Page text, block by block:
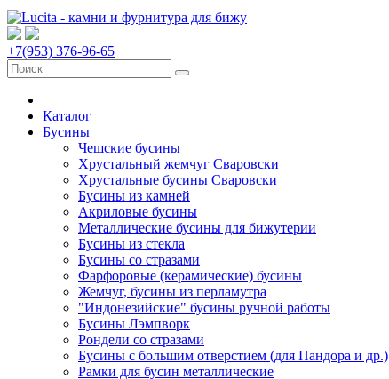
+7(953) 376-96-65
Каталог
Бусины
Чешские бусины
Хрустальный жемчуг Сваровски
Хрустальные бусины Сваровски
Бусины из камней
Акриловые бусины
Металлические бусины для бижутерии
Бусины из стекла
Бусины со стразами
Фарфоровые (керамические) бусины
Жемчуг, бусины из перламутра
"Индонезийские" бусины ручной работы
Бусины Лэмпворк
Рондели со стразами
Бусины с большим отверстием (для Пандора и др.)
Рамки для бусин металлические